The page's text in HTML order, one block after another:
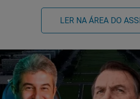
LER NA ÁREA DO